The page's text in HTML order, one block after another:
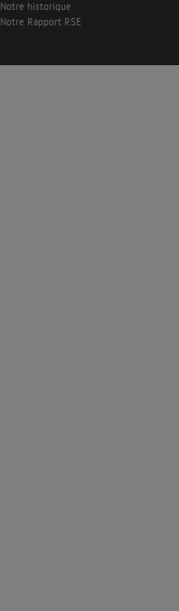
Notre historique
Notre Rapport RSE